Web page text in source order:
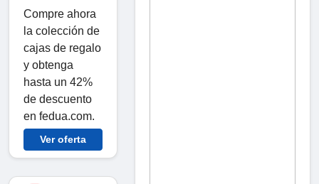
Compre ahora
la colección de
cajas de regalo
y obtenga
hasta un 42%
de descuento
en fedua.com.
Ver oferta